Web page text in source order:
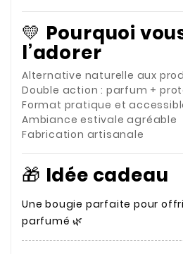
💛 Pourquoi
l’adorer
Alternative naturelle aux
Double action : parfum +
Format pratique et
Ambiance estivale agréable
Fabrication artisanale
🎁 Idée cadeau
Une bougie parfaite pour
parfumé 🌿